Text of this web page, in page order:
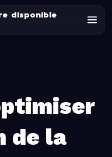
disponible
de la